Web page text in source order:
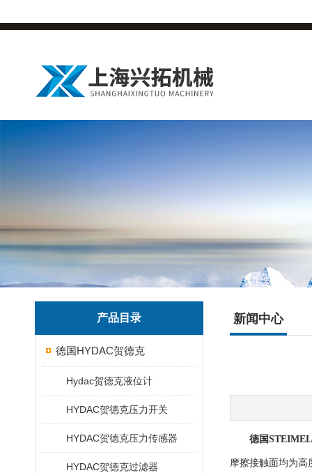
产品目录
德国HYDAC贺德克
Hydac贺德克液位计
HYDAC贺德克压力开关
HYDAC贺德克压力传感器
HYDAC贺德克过滤器
新闻中心
德国
摩擦接触面均为高